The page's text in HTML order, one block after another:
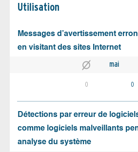
Utilisation
Messages d’avertissement
en visitant des sites Internet
mai
0 0
Détections par erreur de
comme logiciels malveillants
analyse du système